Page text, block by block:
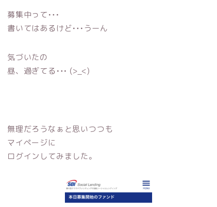
募集中って•••
書いてはあるけど•••うーん
気づいたの
昼、過ぎてる••• (>_<)
無理だろうなぁと思いつつも
マイページに
ログインしてみました。